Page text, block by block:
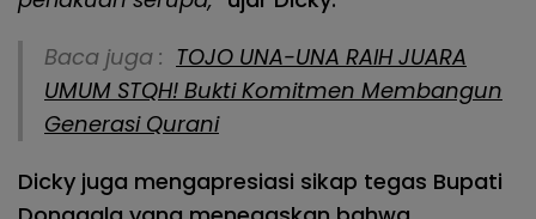
Baca juga : TOJO UNA-UNA RAIH JUARA
UMUM STQH! Bukti Komitmen Membangun
Generasi Qurani
Dicky juga mengapresiasi sikap tegas Bupati